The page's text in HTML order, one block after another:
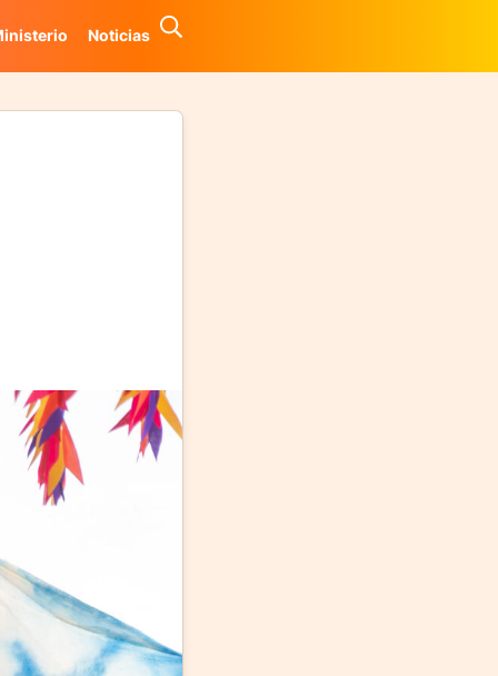
Noticias